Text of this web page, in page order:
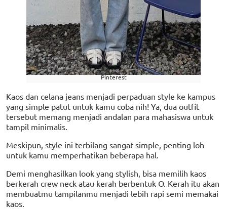
Pinterest
Kaos dan celana jeans menjadi perpaduan style ke kampus
yang simple patut untuk kamu coba nih! Ya, dua outfit
tersebut memang menjadi andalan para mahasiswa untuk
tampil minimalis.
Meskipun, style ini terbilang sangat simple, penting loh
untuk kamu memperhatikan beberapa hal.
Demi menghasilkan look yang stylish, bisa memilih kaos
berkerah crew neck atau kerah berbentuk O. Kerah itu akan
membuatmu tampilanmu menjadi lebih rapi semi memakai
kaos.